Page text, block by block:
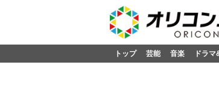
トップ 芸能 音楽 ドラ